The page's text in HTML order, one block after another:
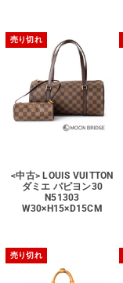
売り切れ
<中古> LOUIS VUITTON
ダミエ パピヨン30
N51303
W30×H15×D15CM
売り切れ